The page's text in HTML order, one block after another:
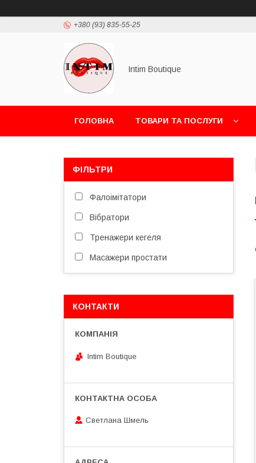
+380 (93) 835-55-25
Intim Boutique
ГОЛОВНА ТОВАРИ ТА ПОСЛУГИ
ФІЛЬТРИ
Фалоімітатори
Вібратори
Тренажери кегеля
Масажери простати
КОНТАКТИ
Intim Boutique
Светлана Шмель